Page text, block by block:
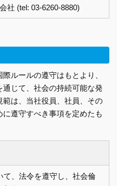
社 (tel: 03-6260-8880)
ルールの遵守はもとより、
じて、社会の持続可能な発
は、当社役員、社員、その
遵守すべき事項を定めたも
て、法令を遵守し、社会倫